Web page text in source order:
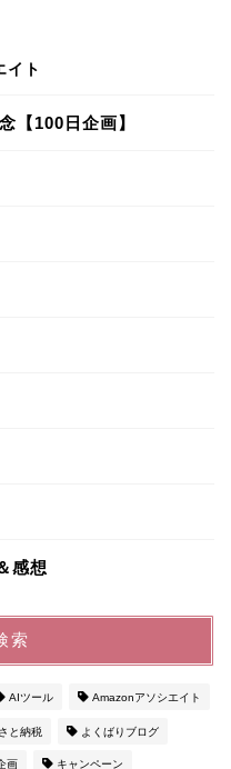
イト
【100日企画】
感想
索
AIツール Amazonアソシエイト
と納税 よくばりブログ
画 キャンペーン